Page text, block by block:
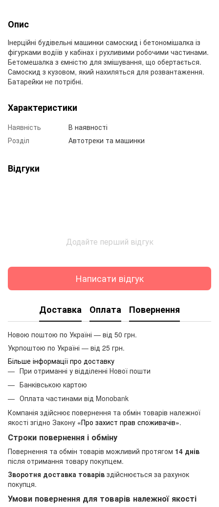
Опис
Інерційні будівельні машинки самоскид і бетономішалка із
фігурками водіїв у кабінах і рухливими робочими частинами.
Бетомешалка з ємністю для змішування, що обертається.
Самоскид з кузовом, який нахиляться для розвантаження.
Батарейки не потрібні.
Характеристики
Наявність
В наявності
Розділ
Автотреки та машинки
Відгуки
Додайте перший відгук
Написати відгук
Доставка Оплата Повернення
Новою поштою по Україні — від 50 грн.
Укрпоштою по Україні — від 25 грн.
Більше інформації про доставку
При отриманні у відділенні Нової пошти
Банківською картою
Оплата частинами від Monobank
Компанія здійснює повернення та обмін товарів належної
якості згідно Закону «Про захист прав споживачів».
Строки повернення і обміну
Повернення та обмін товарів можливий протягом 14 днів
після отримання товару покупцем.
Зворотня доставка товарів здійснюється за рахунок
покупця.
Умови повернення для товарів належної якості